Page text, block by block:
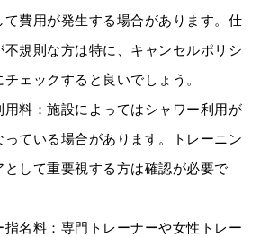
て費用が発生する場合があります。仕
不規則な方は特に、キャンセルポリシ
ェックすると良いでしょう。
用料：施設によってはシャワー利用が
っている場合があります。トレーニン
として重要視する方は確認が必要で
指名料：専門トレーナーや女性トレー